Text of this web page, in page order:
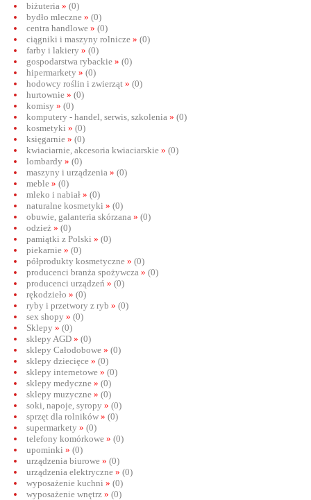
biżuteria » (0)
bydło mleczne » (0)
centra handlowe » (0)
ciągniki i maszyny rolnicze » (0)
farby i lakiery » (0)
gospodarstwa rybackie » (0)
hipermarkety » (0)
hodowcy roślin i zwierząt » (0)
hurtownie » (0)
komisy » (0)
komputery - handel, serwis, szkolenia » (0)
kosmetyki » (0)
księgarnie » (0)
kwiaciarnie, akcesoria kwiaciarskie » (0)
lombardy » (0)
maszyny i urządzenia » (0)
meble » (0)
mleko i nabiał » (0)
naturalne kosmetyki » (0)
obuwie, galanteria skórzana » (0)
odzież » (0)
pamiątki z Polski » (0)
piekarnie » (0)
półprodukty kosmetyczne » (0)
producenci branża spożywcza » (0)
producenci urządzeń » (0)
rękodzieło » (0)
ryby i przetwory z ryb » (0)
sex shopy » (0)
Sklepy » (0)
sklepy AGD » (0)
sklepy Całodobowe » (0)
sklepy dziecięce » (0)
sklepy internetowe » (0)
sklepy medyczne » (0)
sklepy muzyczne » (0)
soki, napoje, syropy » (0)
sprzęt dla rolników » (0)
supermarkety » (0)
telefony komórkowe » (0)
upominki » (0)
urządzenia biurowe » (0)
urządzenia elektryczne » (0)
wyposażenie kuchni » (0)
wyposażenie wnętrz » (0)